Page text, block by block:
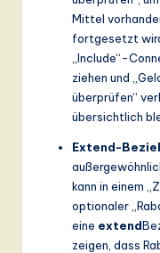
Mittel
fortgesetzt
„Include“-
ziehen und
überprüfen“
übersichtlich
Extend-
kann in einem
optionaler
eine extend
zeigen, dass